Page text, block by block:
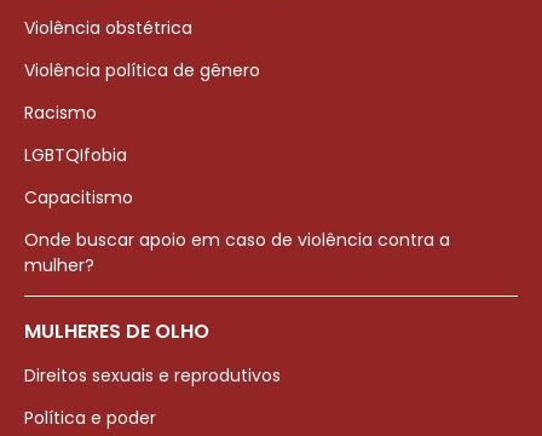
Violência obstétrica
Violência política de gênero
Racismo
LGBTQIfobia
Capacitismo
Onde buscar apoio em caso de violência contra a
mulher?
MULHERES DE OLHO
Direitos sexuais e reprodutivos
Política e poder